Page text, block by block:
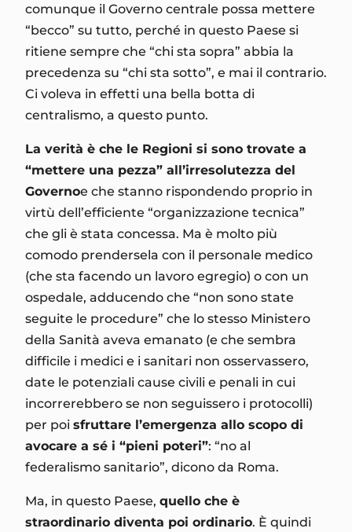
comunque il Governo centrale possa mettere
“becco” su tutto, perché in questo Paese si
ritiene sempre che “chi sta sopra” abbia la
precedenza su “chi sta sotto”, e mai il contrario.
Ci voleva in effetti una bella botta di
centralismo, a questo punto.
La verità è che le Regioni si sono trovate a
“mettere una pezza” all’irresolutezza del
Governoe che stanno rispondendo proprio in
virtù dell’efficiente “organizzazione tecnica”
che gli è stata concessa. Ma è molto più
comodo prendersela con il personale medico
(che sta facendo un lavoro egregio) o con un
ospedale, adducendo che “non sono state
seguite le procedure” che lo stesso Ministero
della Sanità aveva emanato (e che sembra
difficile i medici e i sanitari non osservassero,
date le potenziali cause civili e penali in cui
incorrerebbero se non seguissero i protocolli)
per poi sfruttare l’emergenza allo scopo di
avocare a sé i “pieni poteri”: “no al
federalismo sanitario”, dicono da Roma.
Ma, in questo Paese, quello che è
straordinario diventa poi ordinario. È quindi